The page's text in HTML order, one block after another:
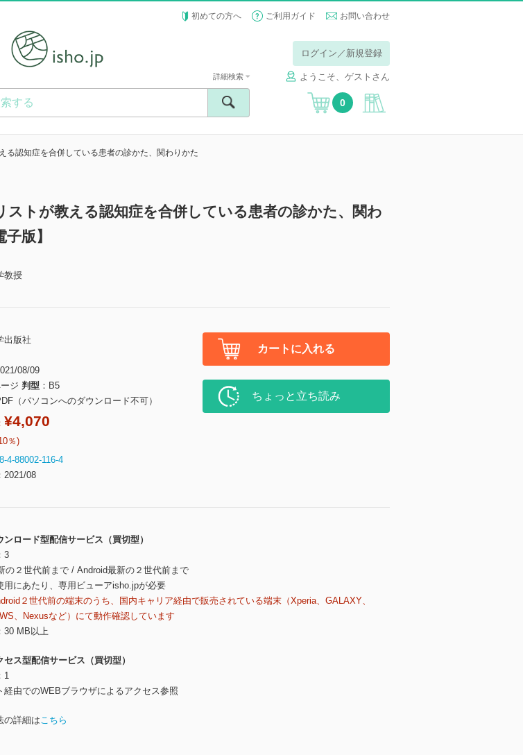
初めての方へ ご利用ガイド お問い合わせ
ログイン／新規登録
ようこそ、ゲストさん
詳細検索
0
る認知症を合併している患者の診かた、関わりかた
ストが教える認知症を合併している患者の診かた、関わ
版】
教授
出版社
08/09
ジ 判型
B5
（パソコンへのダウンロード不可）
¥4,070
％)
4-88002-116-4
2021/08
カートに入れる
ちょっと立ち読み
ンロード型配信サービス（買切型）
3
の２世代前まで / Android最新の２世代前まで
にあたり、専用ビューアisho.jpが必要
２世代前の端末のうち、国内キャリア経由で販売されている端末（Xperia、GALAXY、
、Nexusなど）にて動作確認しています
30 MB以上
セス型配信サービス（買切型）
1
由でのWEBブラウザによるアクセス参照
の詳細はこちら